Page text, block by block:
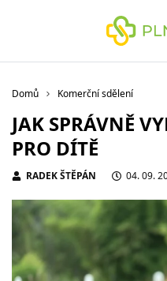
Domů Komerční sdělení
JAK SPRÁVNĚ
PRO DÍTĚ
RADEK ŠTĚPÁN 04. 09.